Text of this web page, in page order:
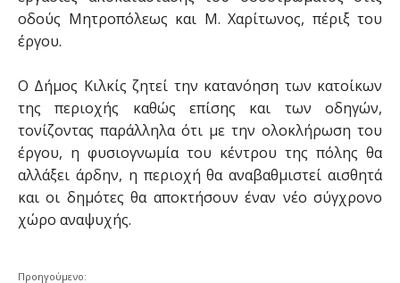
οδούς Μητροπόλεως και Μ. Χαρίτωνος, πέριξ του
έργου.
Ο Δήμος Κιλκίς ζητεί την κατανόηση των κατοίκων
της περιοχής καθώς επίσης και των οδηγών,
τονίζοντας παράλληλα ότι με την ολοκλήρωση του
έργου, η φυσιογνωμία του κέντρου της πόλης θα
αλλάξει άρδην, η περιοχή θα αναβαθμιστεί αισθητά
και οι δημότες θα αποκτήσουν έναν νέο σύγχρονο
χώρο αναψυχής.
Προηγούμενο: